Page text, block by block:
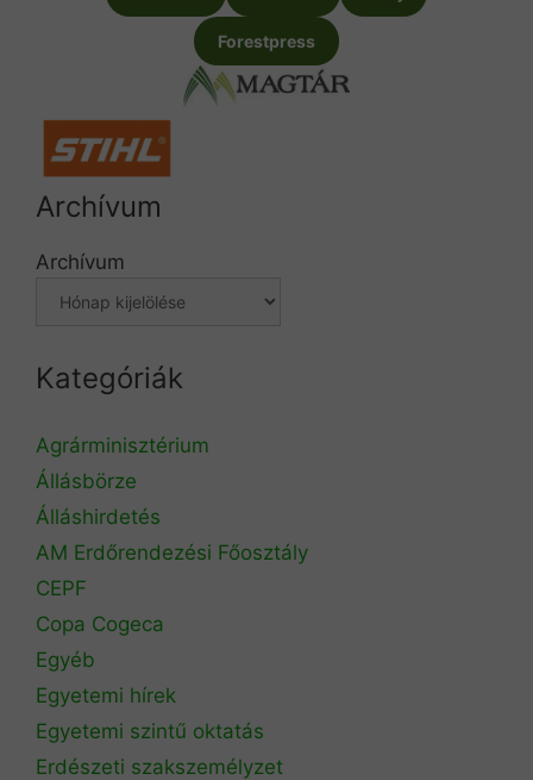
Forestpress
Archívum
Archívum
Kategóriák
Agrárminisztérium
Állásbörze
Álláshirdetés
AM Erdőrendezési Főosztály
CEPF
Copa Cogeca
Egyéb
Egyetemi hírek
Egyetemi szintű oktatás
Erdészeti szakszemélyzet